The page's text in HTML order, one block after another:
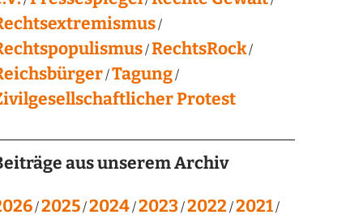
RechtsRock
Tagung
Protest
aus unserem Archiv
2025 2024 2023 2022 2021